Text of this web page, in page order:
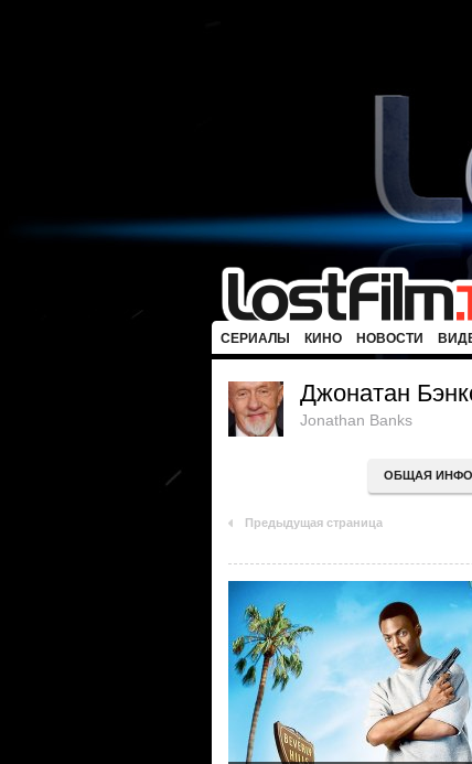
СЕРИАЛЫ КИНО НОВОСТИ
Джонатан
Jonathan Banks
ОБЩАЯ
Предыдущая страница